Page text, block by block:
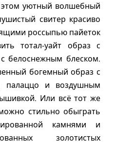
уютный волшебный
свитер красиво
россыпью пайеток
тотал-уайт образ с
блеском.
богемный образ с
палаццо и воздушным
Или всё тот же
стильно обыграть
камнями и
золотистых